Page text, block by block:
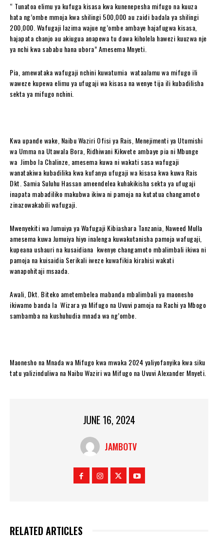
“ Tunatoa elimu ya kufuga kisasa kwa kunenepesha mifugo na kuuza
hata ng’ombe mmoja kwa shilingi 500,000 au zaidi badala ya shilingi
200,000. Wafugaji lazima wajue ng’ombe ambaye hajafugwa kisasa,
hajapata chanjo au akiugua anapewa tu dawa kiholela hawezi kuuzwa nje
ya nchi kwa sababu hana ubora” Amesema Mnyeti.
Pia, amewataka wafugaji nchini kuwatumia wataalamu wa mifugo ili
waweze kupewa elimu ya ufugaji wa kisasa na wenye tija ili kubadilisha
sekta ya mifugo nchini.
Kwa upande wake, Naibu Waziri Ofisi ya Rais, Menejimenti ya Utumishi
wa Umma na Utawala Bora, Ridhiwani Kikwete ambaye pia ni Mbunge
wa Jimbo la Chalinze, amesema kuwa ni wakati sasa wafugaji
wanatakiwa kubadilika kwa kufanya ufugaji wa kisasa kwa kuwa Rais
Dkt. Samia Suluhu Hassan ameendelea kuhakikisha sekta ya ufugaji
inapata mabadiliko makubwa ikiwa ni pamoja na kutatua changamoto
zinazowakabili wafugaji.
Mwenyekiti wa Jumuiya ya Wafugaji Kibiashara Tanzania, Naweed Mulla
amesema kuwa Jumuiya hiyo inalenga kuwakutanisha pamoja wafugaji,
kupeana ushauri na kusaidiana kwenye changamoto mbalimbali ikiwa ni
pamoja na kuisaidia Serikali iweze kuwafikia kirahisi wakati
wanapohitaji msaada.
Awali, Dkt. Biteko ametembelea mabanda mbalimbali ya maonesho
ikiwamo banda la Wizara ya Mifugo na Uvuvi pamoja na Rachi ya Mbogo
sambamba na kushuhudia mnada wa ng’ombe.
Maonesho na Mnada wa Mifugo kwa mwaka 2024 yaliyofanyika kwa siku
tatu yalizinduliwa na Naibu Waziri wa Mifugo na Uvuvi Alexander Mnyeti.
JUNE 16, 2024
JAMBOTV
RELATED ARTICLES